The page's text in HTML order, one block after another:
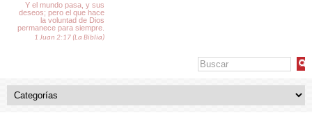
Y el mundo pasa, y sus
deseos; pero el que hace
la voluntad de Dios
permanece para siempre.
1 Juan 2:17 (La Biblia)